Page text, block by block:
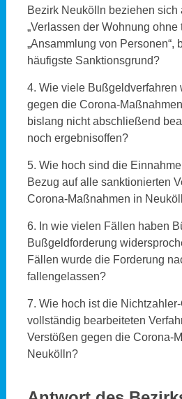
Bezirk Neukölln beziehen sich
„Verlassen der Wohnung ohne
„Ansammlung von Personen“,
häufigste Sanktionsgrund?
4. Wie viele Bußgeldverfahren
gegen die Corona-
bislang nicht abschließend
noch ergebnisoffen?
5. Wie hoch sind die
Bezug auf alle sanktionierten
Corona-Maßnahmen in
6. In wie vielen Fällen haben
Bußgeldforderung
Fällen wurde die Forderung
fallengelassen?
7. Wie hoch ist die
vollständig bearbeiteten
Verstößen gegen die Corona-
Neukölln?